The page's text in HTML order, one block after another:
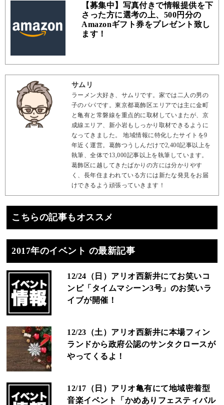
【募集中】写真付きで情報提供を下
さった方に選考の上、500円分の
Amazonギフト券をプレゼント致し
ます！
サムリ
ラーメン大好き、サムリです。家では二人の男の
子のパパです。東京都葛飾区エリアでは主に金町
と亀有と常磐線を重点的に取材していまたが、京
成線エリア、新小岩もしっかり取材できるように
なってきました。 地域情報に特化したサイトを9
年近く運営。葛飾つうしんだけで2,400記事以上を
執筆、全体で13,000記事以上を執筆しています。
葛飾区に越してきたばかりの方には分かりやす
く、長年住まわれている方には新たな発見をお届
けできるよう頑張っていきます！
こちらの記事もオススメ
2017年のイベント の最新記事
12/24（日）アリオ西新井にてお笑いコ
ンビ「タイムマシーン3号」のお笑いラ
イブが開催！
12/23（土）アリオ西新井に本場フィン
ランドから政府公認のサンタクロースが
やってくるよ！
12/17（日）アリオ亀有にて地域密着型
音楽イベント「かめありフェスティバル